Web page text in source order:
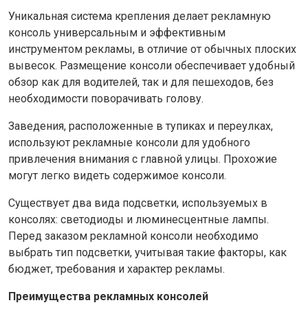
Уникальная система крепления делает рекламную
консоль универсальным и эффективным
инструментом рекламы, в отличие от обычных плоских
вывесок. Размещение консоли обеспечивает удобный
обзор как для водителей, так и для пешеходов, без
необходимости поворачивать голову.
Заведения, расположенные в тупиках и переулках,
используют рекламные консоли для удобного
привлечения внимания с главной улицы. Прохожие
могут легко видеть содержимое консоли.
Существует два вида подсветки, используемых в
консолях: светодиоды и люминесцентные лампы.
Перед заказом рекламной консоли необходимо
выбрать тип подсветки, учитывая такие факторы, как
бюджет, требования и характер рекламы.
Преимущества рекламных консолей